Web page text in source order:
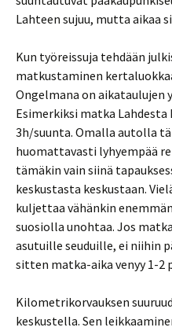
Lahteen sujuu, mutta aikaa
Kun työreissuja tehdään
matkustaminen
Ongelmana on aikataulujen
Esimerkiksi matka Lahdesta
3h/suunta. Omalla autolla
huomattavasti lyhyempää
tämäkin vain siinä
keskustasta keskustaan.
kuljettaa vähänkin
suosiolla unohtaa. Jos
asutuille seuduille, ei niihin
sitten matka-aika venyy 1-2
Kilometrikorvauksen
keskustella. Sen